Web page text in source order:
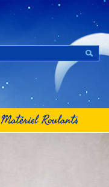
Matériel Roulants